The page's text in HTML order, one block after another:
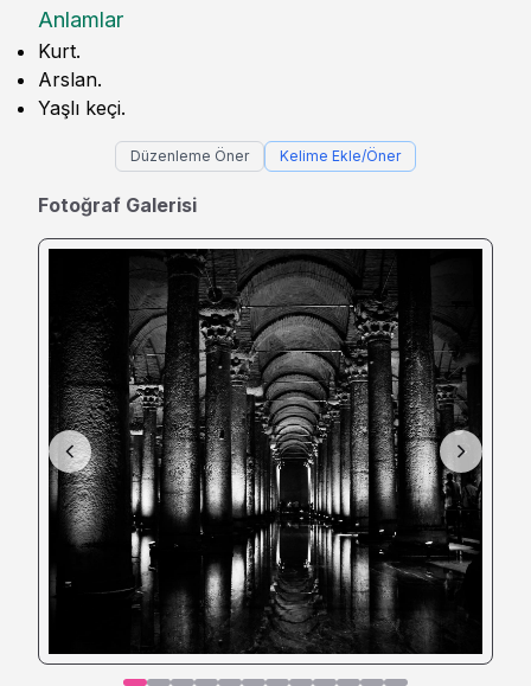
Anlamlar
Kurt.
Arslan.
Yaşlı keçi.
Düzenleme Öner Kelime Ekle/Öner
Fotoğraf Galerisi